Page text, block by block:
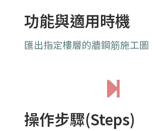
功能與適用時機
匯出指定樓層的牆鋼筋施工圖
操作步驟(Steps)